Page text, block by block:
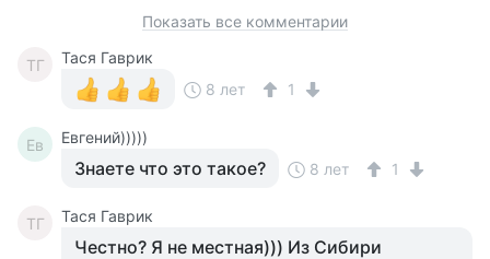
Показать все комментарии
ТГ
Тася Гаврик
8 лет
1
Ев Евгений)))))
Знаете что это такое? 8 лет 1
ТГ Тася Гаврик
Честно? Я не местная))) Из Сибири